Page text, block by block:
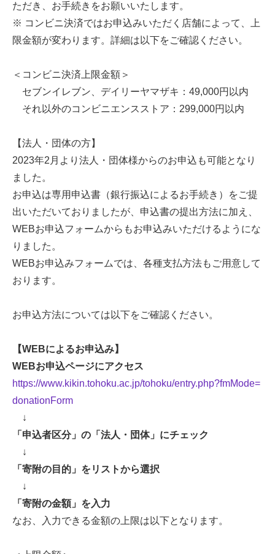
ただき、お手続きをお願いいたします。
※ コンビニ決済ではお申込みいただく店舗によって、上
限金額が変わります。詳細は以下をご確認ください。
＜コンビニ決済上限金額＞
セブンイレブン、デイリーヤマザキ：49,000円以内
それ以外のコンビニエンスストア：299,000円以内
【法人・団体の方】
2023年2月より法人・団体様からのお申込も可能となり
ました。
お申込は専用申込書（銀行振込によるお手続き）をご提
出いただいておりましたが、申込書の提出方法に加え、
WEBお申込フォームからもお申込みいただけるようにな
りました。
WEBお申込みフォームでは、各種支払方法もご用意して
おります。
お申込方法については以下をご確認ください。
【WEBによるお申込み】
WEBお申込ページにアクセス
https://www.kikin.tohoku.ac.jp/tohoku/entry.php?fmMode=
donationForm
↓
「申込者区分」の「法人・団体」にチェック
↓
「寄附の目的」をリストから選択
↓
「寄附の金額」を入力
なお、入力できる金額の上限は以下となります。